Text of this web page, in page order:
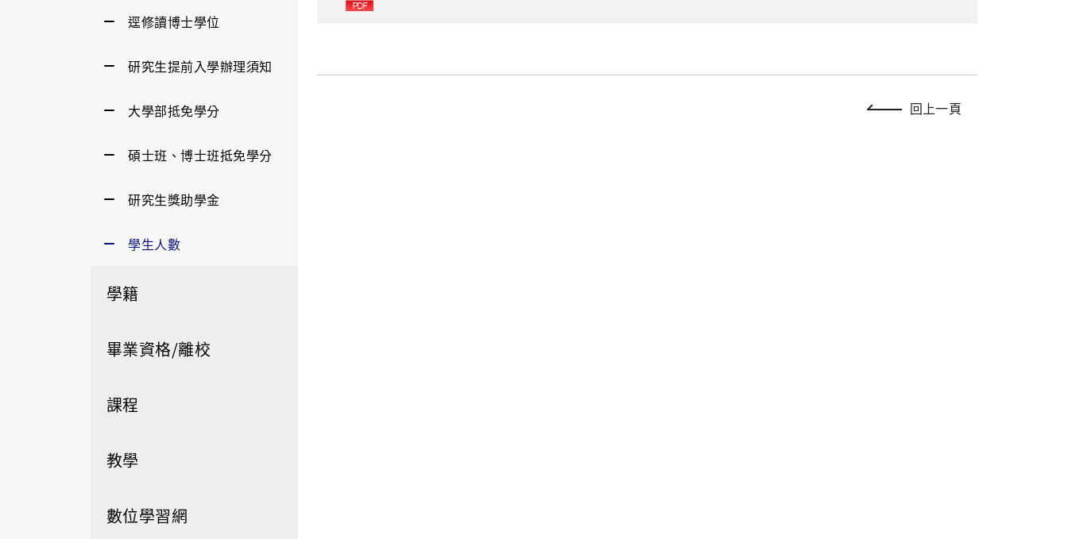
逕修讀博士學位
研究生提前入學辦理須知
大學部抵免學分
碩士班、博士班抵免學分
研究生獎助學金
學生人數
學籍
畢業資格/離校
課程
教學
數位學習網
回上一頁